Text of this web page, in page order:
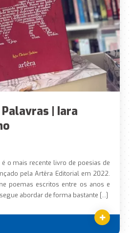
| Iara
o mais recente livro de poesias de
pela Artêra Editorial em 2022.
poemas escritos entre os anos e
abordar de forma bastante […]